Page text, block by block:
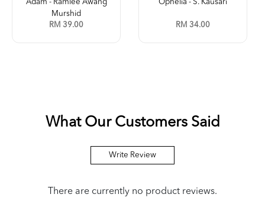
Adam - Ramlee Awang
Murshid
RM 39.00
Ophelia - S. Kausari
RM 34.00
What Our Customers Said
Write Review
There are currently no product reviews.